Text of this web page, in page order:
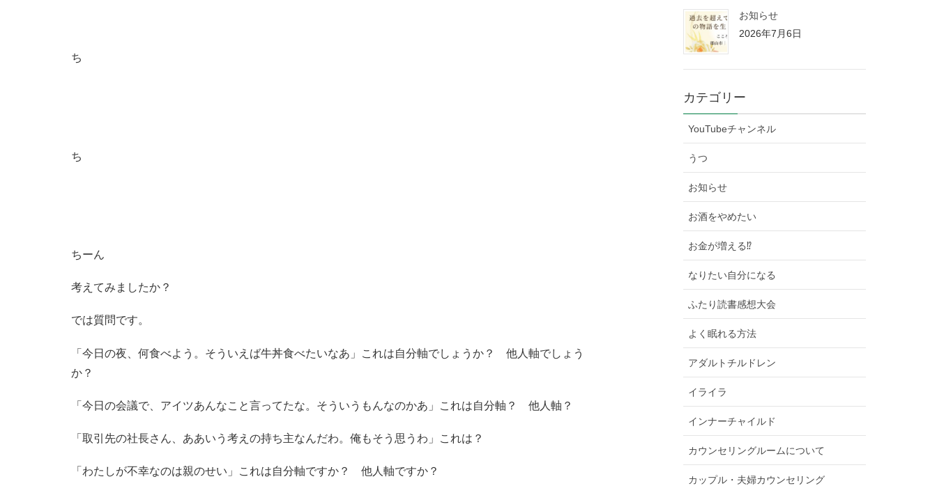
ち
ち
ちーん
考えてみましたか？
では質問です。
「今日の夜、何食べよう。そういえば牛丼食べたいなあ」これは自分軸でしょうか？ 他人軸でしょう
か？
「今日の会議で、アイツあんなこと言ってたな。そういうもんなのかあ」これは自分軸？ 他人軸？
「取引先の社長さん、ああいう考えの持ち主なんだわ。俺もそう思うわ」これは？
「わたしが不幸なのは親のせい」これは自分軸ですか？ 他人軸ですか？
お知らせ
2026年7月6日
カテゴリー
YouTubeチャンネル
うつ
お知らせ
お酒をやめたい
お金が増える⁉︎
なりたい自分になる
ふたり読書感想大会
よく眠れる方法
アダルトチルドレン
イライラ
インナーチャイルド
カウンセリングルームについて
カップル・夫婦カウンセリング